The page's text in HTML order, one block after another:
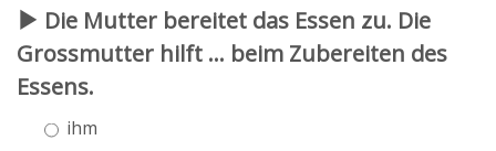
Die Mutter bereitet das Essen zu. Die
Grossmutter hilft ... beim Zubereiten des
Essens.
ihm